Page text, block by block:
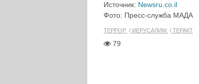
Источник: Newsru.co.il
Фото: Пресс-служба МАДА
ТЕРРОР ИЕРУСАЛИМ ТЕРАКТ
79